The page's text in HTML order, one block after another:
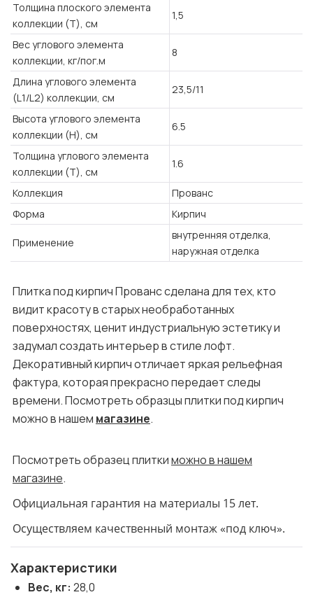
Толщина плоского элемента
коллекции (T), см
1,5
Вес углового элемента
коллекции, кг/пог.м
8
Длина углового элемента
(L1/L2) коллекции, см
23,5/11
Высота углового элемента
коллекции (H), см
6.5
Толщина углового элемента
коллекции (T), см
1.6
Коллекция
Прованс
Форма
Кирпич
Применение
внутренняя отделка,
наружная отделка
Плитка под кирпич Прованс сделана для тех, кто
видит красоту в старых необработанных
поверхностях, ценит индустриальную эстетику и
задумал создать интерьер в стиле лофт.
Декоративный кирпич отличает яркая рельефная
фактура, которая прекрасно передает следы
времени. Посмотреть образцы плитки под кирпич
можно в нашем магазине.
Посмотреть образец плиткиможно в нашем
магазине.
Официальная гарантия на материалы 15 лет.
Осуществляем качественный монтаж «под ключ».
Характеристики
Вес, кг: 28,0